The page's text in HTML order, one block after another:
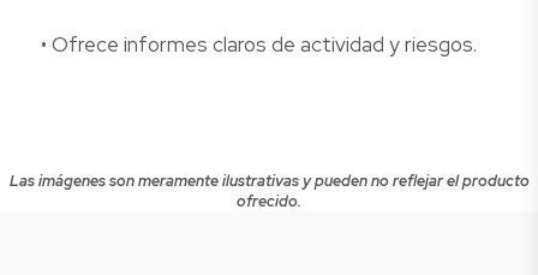
• Ofrece informes claros de actividad y riesgos.
Las imágenes son meramente ilustrativas y pueden no reflejar el producto
ofrecido.